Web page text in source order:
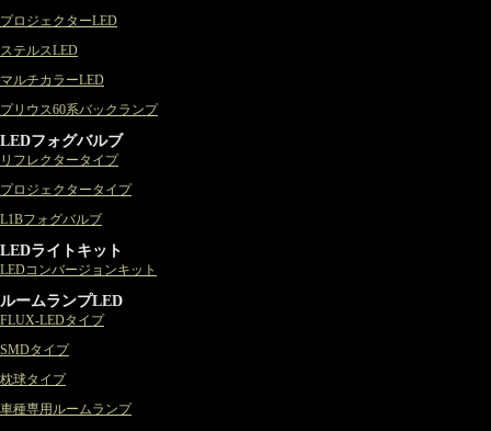
プロジェクターLED
ステルスLED
マルチカラーLED
プリウス60系バックランプ
LEDフォグバルブ
リフレクタータイプ
プロジェクタータイプ
L1Bフォグバルブ
LEDライトキット
LEDコンバージョンキット
ルームランプLED
FLUX-LEDタイプ
SMDタイプ
枕球タイプ
車種専用ルームランプ